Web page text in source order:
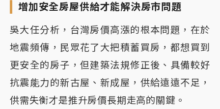
增加安全房屋供給才能解決房市問題
吳大任分析，台灣房價高漲的根本問題，在於
地震頻傳，民眾花了大把積蓄買房，都想買到
更安全的房子，但建築法規修正後、具備較好
抗震能力的新古屋、新成屋，供給遠遠不足，
供需失衡才是推升房價長期走高的關鍵。